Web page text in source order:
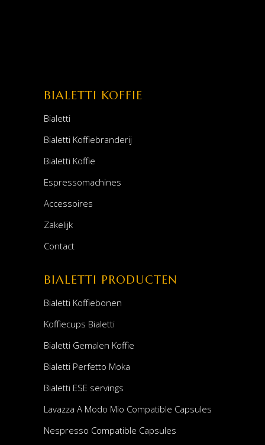
BIALETTI KOFFIE
Bialetti
Bialetti Koffiebranderij
Bialetti Koffie
Espressomachines
Accessoires
Zakelijk
Contact
BIALETTI PRODUCTEN
Bialetti Koffiebonen
Koffiecups Bialetti
Bialetti Gemalen Koffie
Bialetti Perfetto Moka
Bialetti ESE servings
Lavazza A Modo Mio Compatible Capsules
Nespresso Compatible Capsules